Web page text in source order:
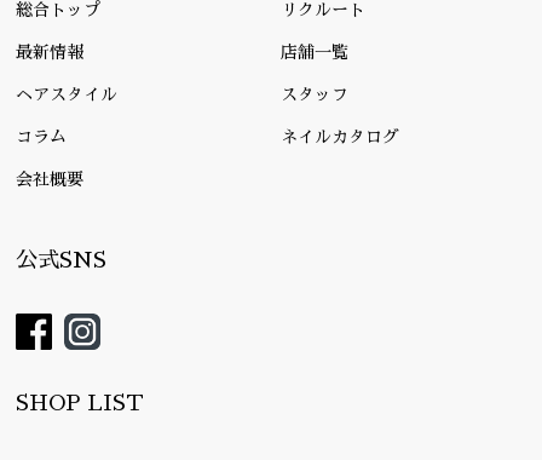
総合トップ リクルート
最新情報 店舗一覧
ヘアスタイル スタッフ
コラム ネイルカタログ
会社概要
公式SNS
SHOP LIST